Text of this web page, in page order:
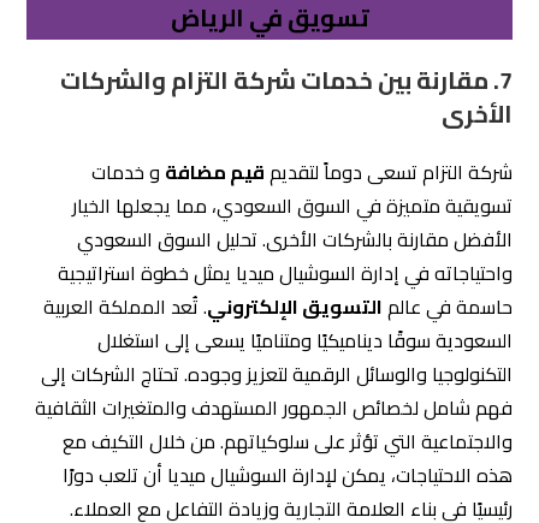
1. ما الذي يميز خدمات شركة التزام عن الشركات
الأخرى؟
تتميز شركة التزام بتقديمحلول مبتكرة واستراتيجيات
مخصصة
السعودي. بينما قد تفتقر العديد من الشركات الأخرى إلى هذا
التفرد، تسعى التزام دائمًا لمواكبة احتياجات عملائها وتقديم
خدمات تلبي توقعاتهم.
2. كيف تساهم شركة التزام في تطوير
استراتيجيات التسويق للعملاء؟
تقوم شركة التزام بدراسة السوق بعناية، مما يساعدها في
تصميماستراتيجيات تسويقية رقميةتتناسب مع الأهداف
والرؤى الخاصة بكل عميل، وهذا ما يجعلها تتفوق على
الشركات الأخرى التي قد تستخدم منهجيات موحدة وغير مرنة.
3. هل تقدم شركة التزام خدمات ترويجية مشابهة
للشركات الأخرى؟